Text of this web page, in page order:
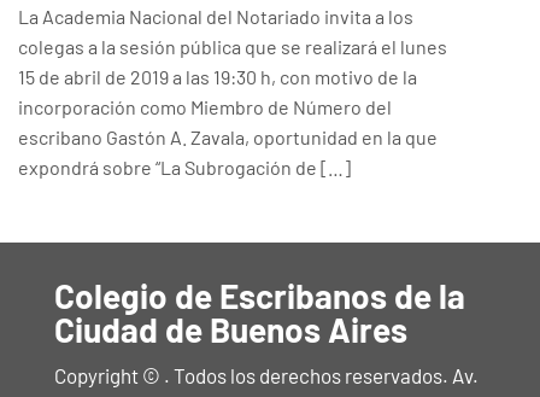
La Academia Nacional del Notariado invita a los
colegas a la sesión pública que se realizará el lunes
15 de abril de 2019 a las 19:30 h, con motivo de la
incorporación como Miembro de Número del
escribano Gastón A. Zavala, oportunidad en la que
expondrá sobre “La Subrogación de […]
Colegio de Escribanos de la
Ciudad de Buenos Aires
Copyright © . Todos los derechos reservados. Av.